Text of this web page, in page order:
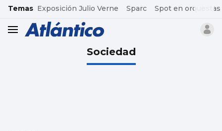
common.go-to-content
Temas Exposición Julio Verne Sparc Spot en orquestas
header.menu.open
Sociedad